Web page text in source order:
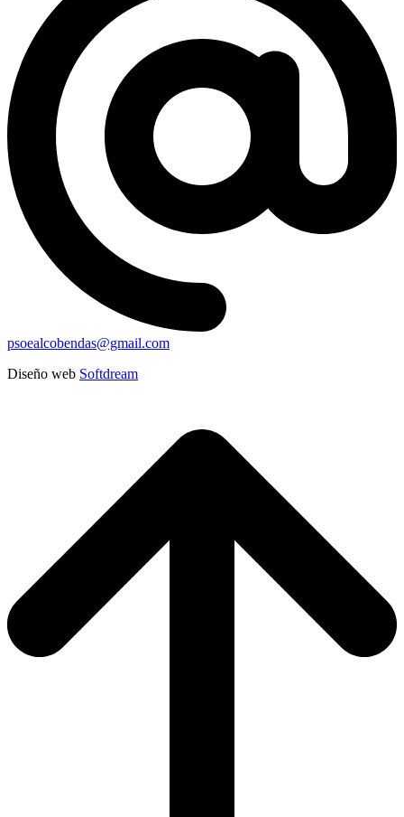
psoealcobendas@gmail.com
Diseño web Softdream